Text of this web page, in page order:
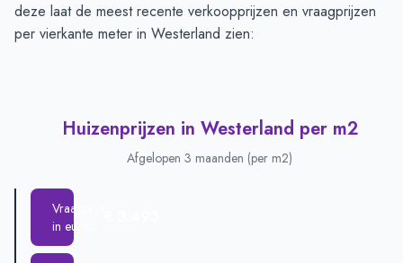
deze laat de meest recente verkoopprijzen en vraagprijzen
per vierkante meter in Westerland zien:
Huizenprijzen in Westerland per m2
Afgelopen 3 maanden (per m2)
Vraagprijs
in euro's